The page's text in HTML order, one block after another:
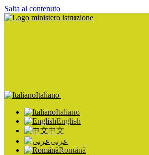
Salta al contenuto
Italiano
Italiano
English
中文
عربى
Română